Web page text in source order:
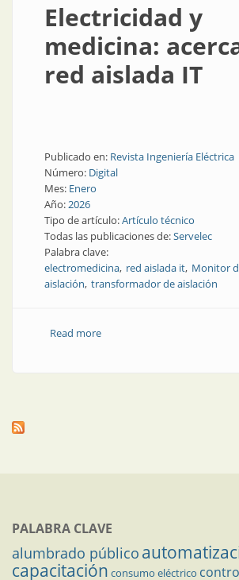
Electricidad y
medicina:
red aislada IT
Publicado en: Revista Ingeniería Eléctrica
Número: Digital
Mes: Enero
Año:2026
Tipo de artículo:Artículo técnico
Todas las publicaciones de:Servelec
Palabra clave:
electromedicina red aislada it Monitor
aislación transformador de aislación
Read moreabout Electricidad y
PALABRA CLAVE
alumbrado público
capacitación consumo eléctrico